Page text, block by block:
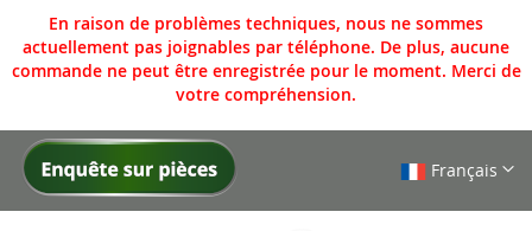
En raison de problèmes techniques, nous ne sommes
actuellement pas joignables par téléphone. De plus, aucune
commande ne peut être enregistrée pour le moment. Merci de
votre compréhension.
Allez
Français